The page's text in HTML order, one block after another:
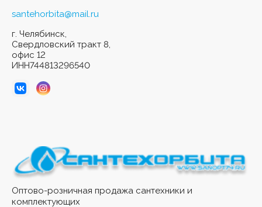
Оптово-розничная продажа сантехники и
комплектующих
santehorbita@mail.ru
г. Челябинск,
Свердловский тракт 8,
офис 12
ИНН744813296540